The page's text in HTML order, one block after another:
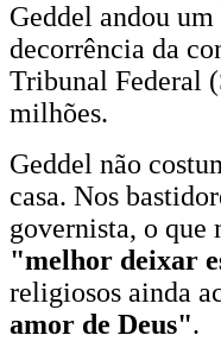
Geddel andou
decorrência da
Tribunal Federal
milhões.
Geddel não
casa. Nos
governista, o que
"melhor deixar
religiosos ainda
amor de Deus".